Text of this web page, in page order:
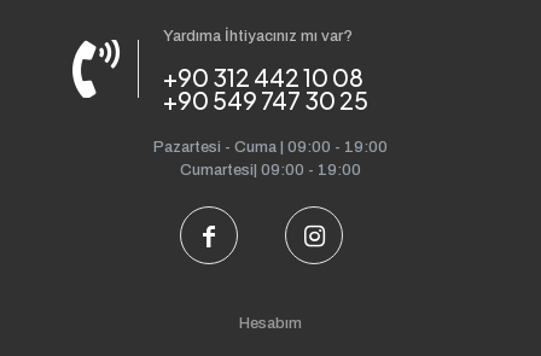
Yardıma İhtiyacınız mı var?
+90 312 442 10 08
+90 549 747 30 25
Pazartesi - Cuma | 09:00 - 19:00
Cumartesi| 09:00 - 19:00
Hesabım